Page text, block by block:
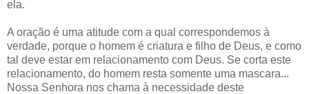
ela.
A oração é uma atitude com a qual correspondemos à
verdade, porque o homem é criatura e filho de Deus, e como
tal deve estar em relacionamento com Deus. Se corta este
relacionamento, do homem resta somente uma mascara...
Nossa Senhora nos chama à necessidade deste